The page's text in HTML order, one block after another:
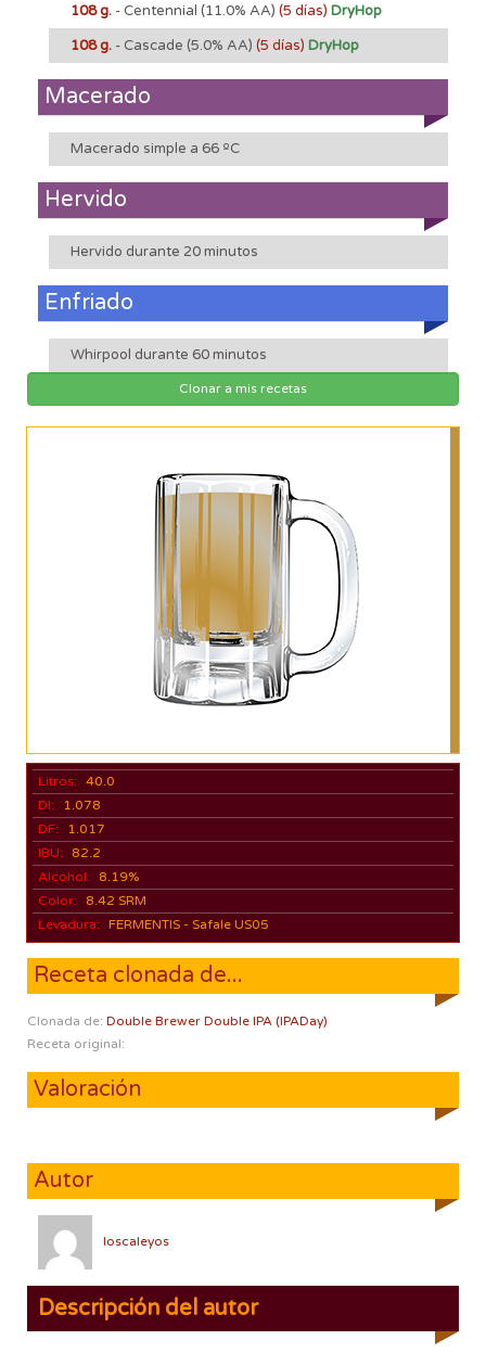
108 g. - Centennial (11.0% AA) (5 días) DryHop
108 g. - Cascade (5.0% AA) (5 días) DryHop
Macerado
Macerado simple a 66 ºC
Hervido
Hervido durante 20 minutos
Enfriado
Whirpool durante 60 minutos
Clonar a mis recetas
Litros: 40.0
DI:
1.078
DF:
1.017
IBU:
82.2
Alcohol:
8.19%
Color:
8.42 SRM
Levadura: FERMENTIS - Safale US05
Receta clonada de...
Clonada de: Double Brewer Double IPA (IPADay)
Receta original:
Valoración
Autor
loscaleyos
Descripción del autor